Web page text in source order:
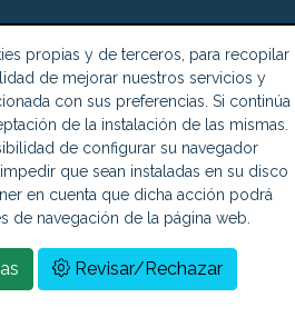
Mare Nostrum
| Todos los derechos
reservados.
Política de
cookies
Condiciones
generales
de entradas
propias y de terceros, para recopilar
de mejorar nuestros servicios y
con sus preferencias. Si continúa
de la instalación de las mismas.
de configurar su navegador
que sean instaladas en su disco
en cuenta que dicha acción podrá
de navegación de la página web.
Revisar/Rechazar